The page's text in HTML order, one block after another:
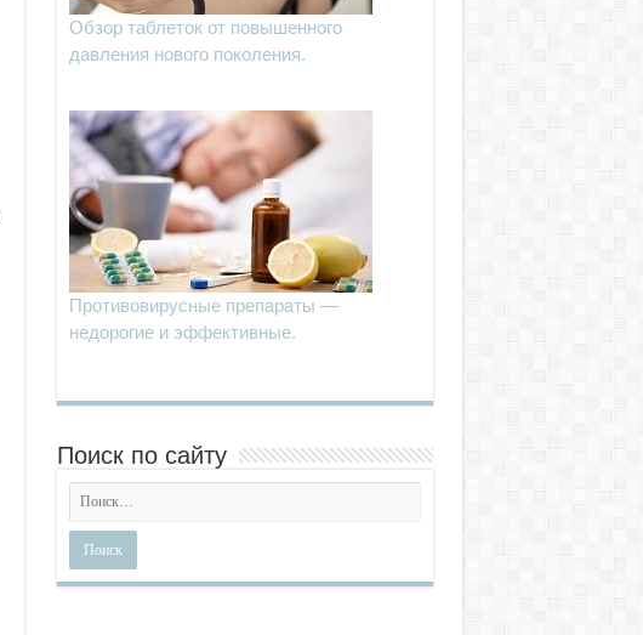
Обзор таблеток от повышенного
давления нового поколения.
Противовирусные препараты —
недорогие и эффективные.
Поиск по сайту